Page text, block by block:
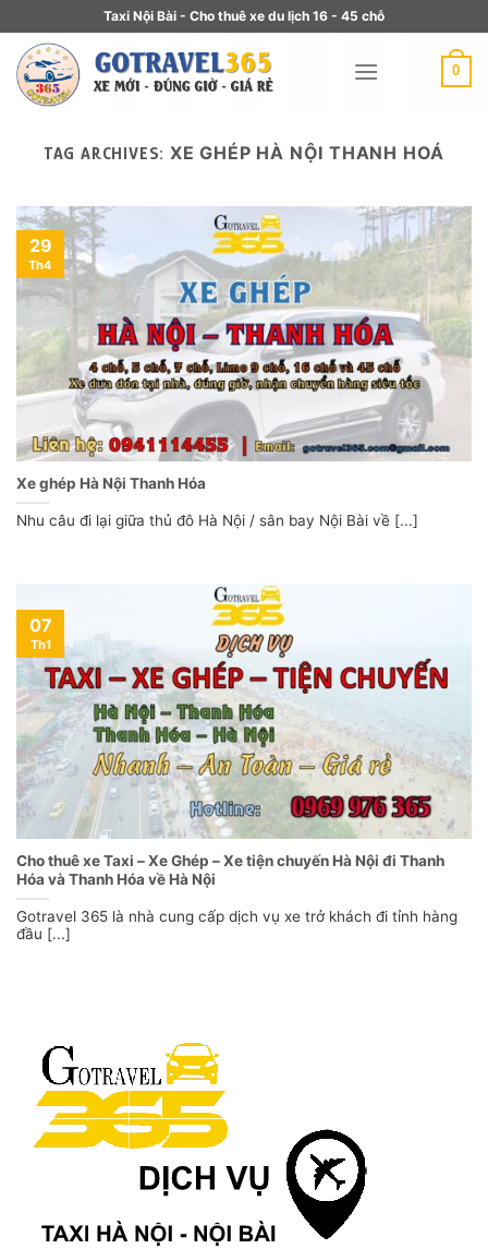
Taxi Nội Bài - Cho thuê xe du lịch 16 - 45 chỗ
0
TAG ARCHIVES: XE GHÉP HÀ NỘI THANH HOÁ
Xe ghép Hà Nội Thanh Hóa
Nhu câu đi lại giữa thủ đô Hà Nội / sân bay Nội Bài về [...]
29
Th4
Cho thuê xe Taxi – Xe Ghép – Xe tiện chuyến Hà Nội đi Thanh
Hóa và Thanh Hóa về Hà Nội
Gotravel 365 là nhà cung cấp dịch vụ xe trở khách đi tỉnh hàng
đầu [...]
07
Th1